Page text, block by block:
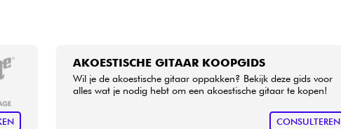
AKOESTISCHE GITAAR KOOPGIDS
Wil je de akoestische gitaar oppakken? Bekijk deze gids voor
alles wat je nodig hebt om een akoestische gitaar te kopen!
CONSULTEREN